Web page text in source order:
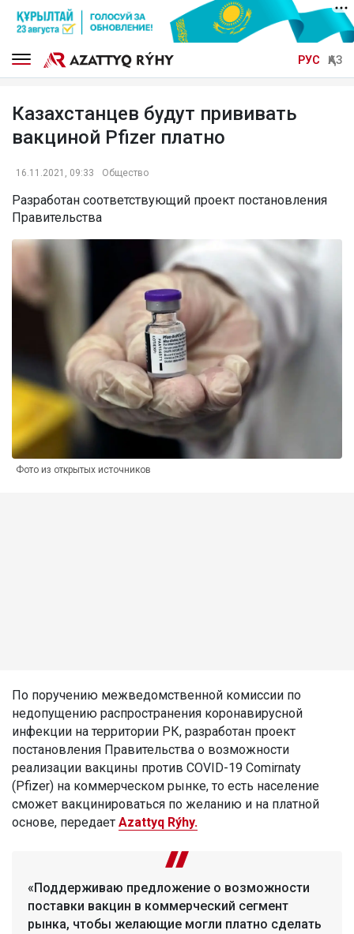
РУС ҚАЗ
Казахстанцев будут прививать
вакциной Pfizer платно
16.11.2021, 09:33 Общество
Разработан соответствующий проект постановления
Правительства
Фото из открытых источников
По поручению межведомственной комиссии по
недопущению распространения коронавирусной
инфекции на территории РК, разработан проект
постановления Правительства о возможности
реализации вакцины против COVID-19 Comirnaty
(Pfizer) на коммерческом рынке, то есть население
сможет вакцинироваться по желанию и на платной
основе, передает Azattyq Rýhy.
«Поддерживаю предложение о возможности
поставки вакцин в коммерческий сегмент
рынка, чтобы желающие могли платно сделать